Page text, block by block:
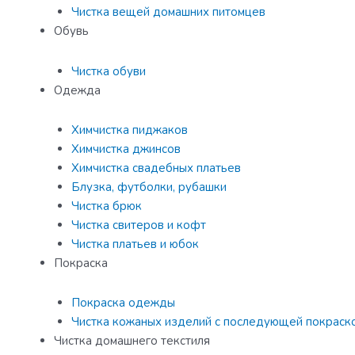
Чистка вещей домашних питомцев
Обувь
Чистка обуви
Одежда
Химчистка пиджаков
Химчистка джинсов
Химчистка свадебных платьев
Блузка, футболки, рубашки
Чистка брюк
Чистка свитеров и кофт
Чистка платьев и юбок
Покраска
Покраска одежды
Чистка кожаных изделий с последующей
Чистка домашнего текстиля